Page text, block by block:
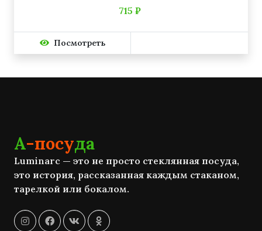
715 ₽
Посмотреть
А-посуда
Luminarc — это не просто стеклянная посуда,
это история, рассказанная каждым стаканом,
тарелкой или бокалом.